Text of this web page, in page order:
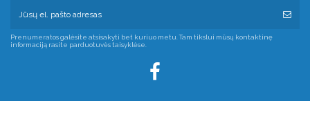
Prenumeratos galėsite atsisakyti bet kuriuo metu. Tam tikslui mūsų kontaktinę
informaciją rasite parduotuvės taisyklėse.